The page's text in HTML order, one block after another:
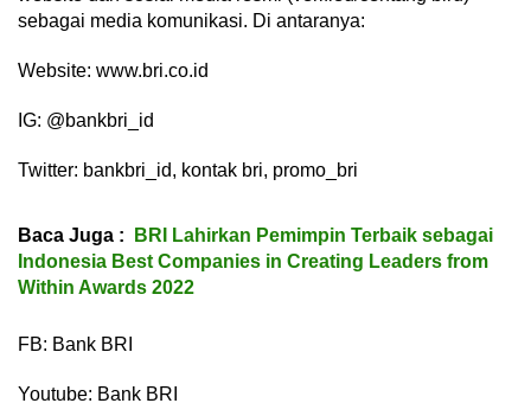
sebagai media komunikasi. Di antaranya:
Website: www.bri.co.id
IG: @bankbri_id
Twitter: bankbri_id, kontak bri, promo_bri
Baca Juga :
BRI Lahirkan Pemimpin Terbaik sebagai
Indonesia Best Companies in Creating Leaders from
Within Awards 2022
FB: Bank BRI
Youtube: Bank BRI